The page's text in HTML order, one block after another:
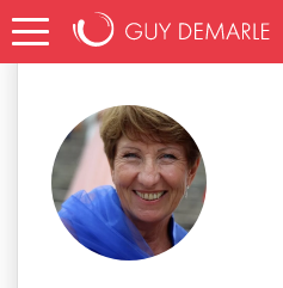
Accueil micheler_a421